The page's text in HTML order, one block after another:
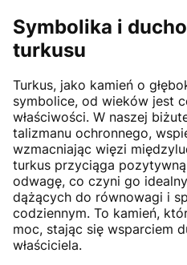
Symbolika i
turkusu
Turkus, jako kamień o
symbolice, od wieków jest
właściwości. W naszej
talizmanu ochronnego,
wzmacniając więzi
turkus przyciąga
odwagę, co czyni go
dążących do równowagi i
codziennym. To kamień,
moc, stając się wsparciem
właściciela.